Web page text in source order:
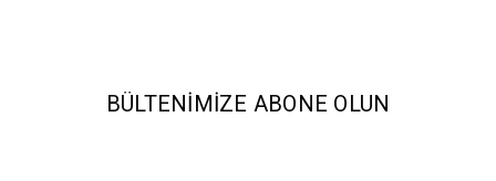
BÜLTENIMIZE ABONE OLUN